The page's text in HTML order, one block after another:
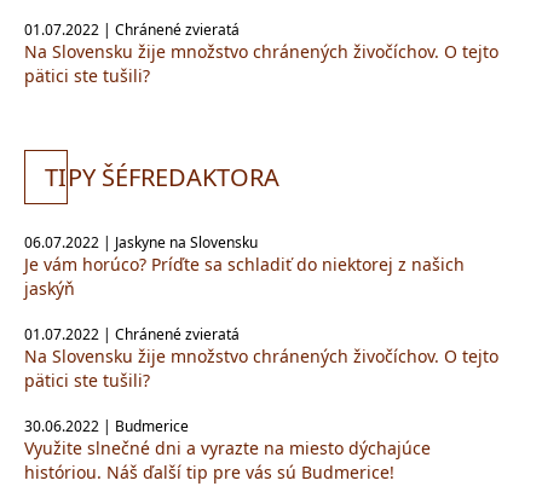
01.07.2022 | Chránené zvieratá
Na Slovensku žije množstvo chránených živočíchov. O tejto
pätici ste tušili?
TIPY ŠÉFREDAKTORA
06.07.2022 | Jaskyne na Slovensku
Je vám horúco? Príďte sa schladiť do niektorej z našich
jaskýň
01.07.2022 | Chránené zvieratá
Na Slovensku žije množstvo chránených živočíchov. O tejto
pätici ste tušili?
30.06.2022 | Budmerice
Využite slnečné dni a vyrazte na miesto dýchajúce
históriou. Náš ďalší tip pre vás sú Budmerice!